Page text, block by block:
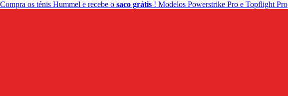
Compra os ténis Hummel e recebe o saco grátis ! Modelos Powerstrike Pro e Topflight Pro